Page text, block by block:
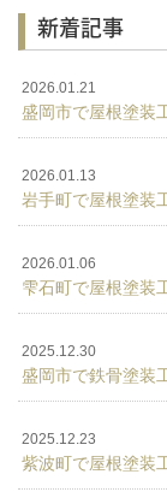
新着記事
2026.01.21
盛岡市で屋根塗装
2026.01.13
岩手町で屋根塗装
2026.01.06
雫石町で屋根塗装
2025.12.30
盛岡市で鉄骨塗装
2025.12.23
紫波町で屋根塗装